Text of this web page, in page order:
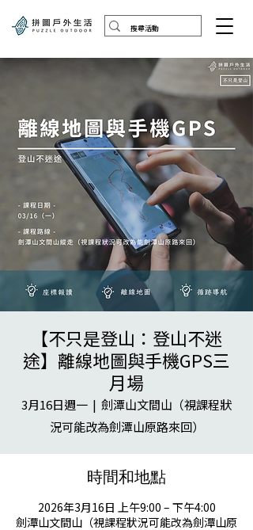
【不只是登山：登山不迷
途】離線地圖與手機GPS三
月場
3月16日週一
  |
劍潭山文間山（視課程狀
況可能改為劍潭山原路來回）
時間和地點
2026年3月16日 上午9:00 – 下午4:00
劍潭山文間山（視課程狀況可能改為劍潭山原